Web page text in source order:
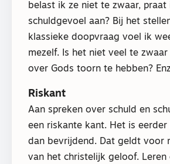
belast ik ze niet te zwaar, praat
schuldgevoel aan? Bij het
klassieke doopvraag voel ik
mezelf. Is het niet veel te
over Gods toorn te hebben?
Riskant
Aan spreken over schuld en
een riskante kant. Het is eerder
dan bevrijdend. Dat geldt voor
van het christelijk geloof. Leren